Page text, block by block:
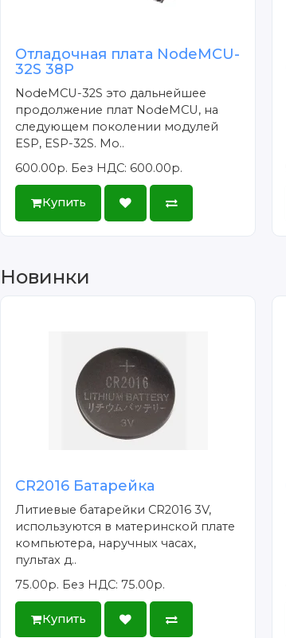
Отладочная плата NodeMCU-
32S 38P
NodeMCU-32S это дальнейшее
продолжение плат NodeMCU, на
следующем поколении модулей
ESP, ESP-32S. Мо..
600.00р. Без НДС: 600.00р.
Купить
Новинки
CR2016 Батарейка
Литиевые батарейки CR2016 3V,
используются в материнской плате
компьютера, наручных часах,
пультах д..
75.00р. Без НДС: 75.00р.
Купить